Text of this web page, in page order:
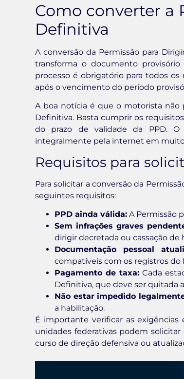
Como converter a
Definitiva
A conversão da Permissão para
transforma o documento
processo é obrigatório para todos
após o vencimento do período
A boa notícia é que o motorista não
Definitiva. Basta cumprir os
do prazo de validade da PPD. O
integralmente pela internet em
Requisitos para
Para solicitar a conversão da
seguintes requisitos:
PPD ainda válida: A Permissão
Sem infrações graves
dirigir decretada ou cassação de
Documentação pessoal
compatíveis com os registros do
Pagamento de taxa:Cada
Definitiva, que deve ser quitada
Não estar impedido
a habilitação.
É importante verificar as
unidades federativas podem
curso de direção defensiva ou